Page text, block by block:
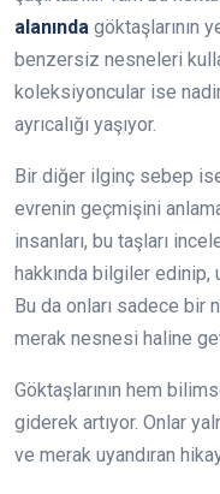
alanında göktaşlarının
benzersiz nesneleri
koleksiyoncular ise
ayrıcalığı yaşıyor.
Bir diğer ilginç sebep
evrenin geçmişini
insanları, bu taşları
hakkında bilgiler edinip,
Bu da onları sadece bir
merak nesnesi haline
Göktaşlarının hem
giderek artıyor. Onlar
ve merak uyandıran